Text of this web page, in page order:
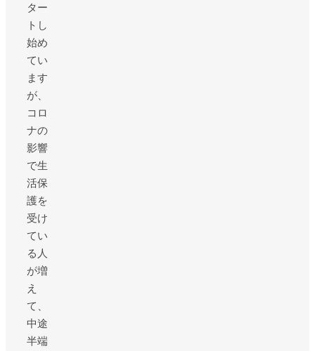
ター
トし
始め
てい
ます
が、
コロ
ナの
影響
で生
活保
護を
受け
てい
る人
が増
え
て、
中途
半端